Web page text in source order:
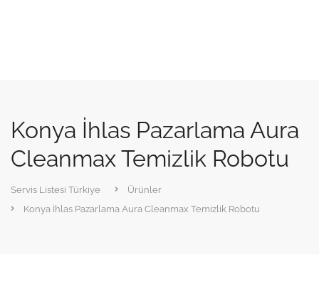
Konya İhlas Pazarlama Aura
Cleanmax Temizlik Robotu
Servis Listesi Türkiye
Ürünler
Konya İhlas Pazarlama Aura Cleanmax Temizlik Robotu